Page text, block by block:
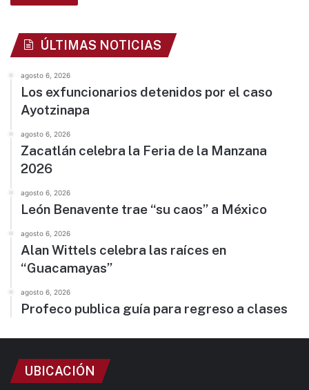
ÚLTIMAS NOTICIAS
agosto 6, 2026
Los exfuncionarios detenidos por el caso
Ayotzinapa
agosto 6, 2026
Zacatlán celebra la Feria de la Manzana
2026
agosto 6, 2026
León Benavente trae “su caos” a México
agosto 6, 2026
Alan Wittels celebra las raíces en
“Guacamayas”
agosto 6, 2026
Profeco publica guía para regreso a clases
UBICACIÓN